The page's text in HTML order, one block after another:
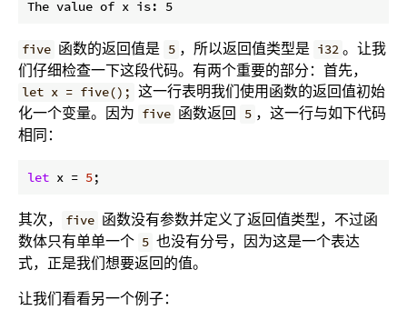
five 函数的返回值是 5 ，所以返回值类型是 i32 。让我
们仔细检查一下这段代码。有两个重要的部分：首先，
let x = five(); 这一行表明我们使用函数的返回值初始
化一个变量。因为 five 函数返回 5 ，这一行与如下代码
相同：
let x = 5
其次， five 函数没有参数并定义了返回值类型，不过函
数体只有单单一个 5 也没有分号，因为这是一个表达
式，正是我们想要返回的值。
让我们看看另一个例子：